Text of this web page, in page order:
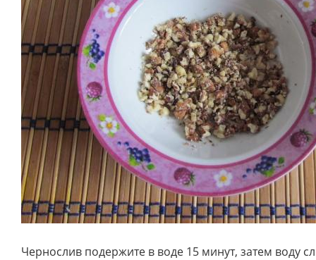
Чернослив подержите в воде 15 минут, затем воду